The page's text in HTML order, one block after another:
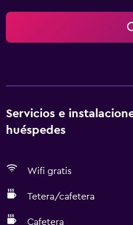
Servicios e
huéspedes
Wifi gratis
Tetera/cafetera
Cafetera